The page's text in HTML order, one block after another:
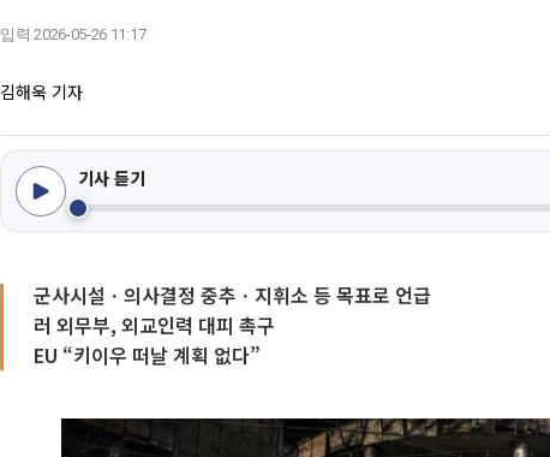
입력 2026-05-26 11:17
김해욱 기자
기사 듣기
군사시설ㆍ의사결정 중추ㆍ지휘소 등 목표로 언급
러 외무부, 외교인력 대피 촉구
EU “키이우 떠날 계획 없다”